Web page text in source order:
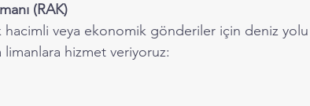
(RAK)
hacimli veya ekonomik gönderiler için deniz yolu
limanlara hizmet veriyoruz: